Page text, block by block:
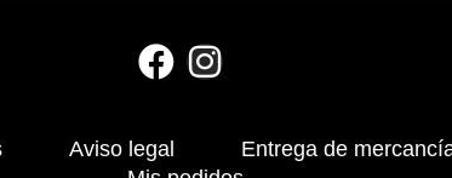
Aviso legal
Entrega de